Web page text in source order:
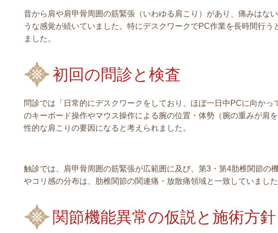
昔から肩や肩甲骨周囲の筋緊張（いわゆる肩こり）があり、痛みはな
うな感覚が続いていました。特にデスクワークでPC作業を長時間行
ました。
初回の問診と検査
問診では「日常的にデスクワークをしており、ほぼ一日中PCに向かっ
のキーボード操作やマウス操作による腕の位置・体勢（腕の重みが肩
性的な肩こりの要因になると考えられました。
触診では、肩甲骨周囲の筋緊張が広範囲に及び、第3・第4肋椎関節の
やコリ感の分布は、肋椎関節の関連痛・放散痛領域と一致していました
関節機能異常の仮説と施術方針